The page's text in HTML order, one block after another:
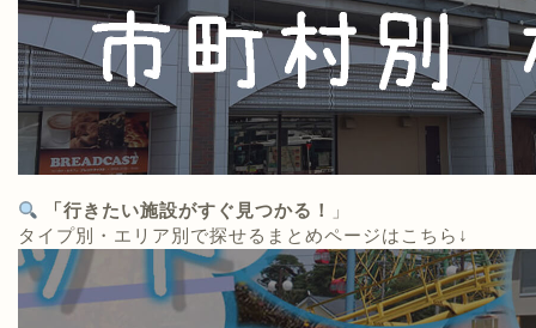
「行きたい施設がすぐ見つかる！
」
タイプ別・エリア別で探せるまとめページはこちら↓